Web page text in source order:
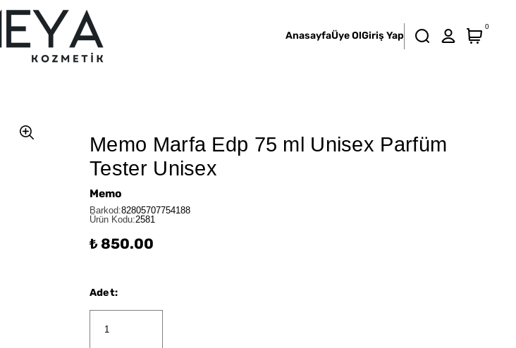
AnasayfaÜye OlGiriş Yap
0
Memo Marfa Edp 75 ml Unisex Parfüm
Tester Unisex
Memo
Barkod:82805707754188
Ürün Kodu:2581
₺ 850.00
Adet: